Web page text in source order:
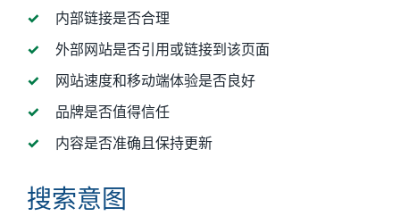
内部链接是否合理
外部网站是否引用或链接到该页面
网站速度和移动端体验是否良好
品牌是否值得信任
内容是否准确且保持更新
搜索意图